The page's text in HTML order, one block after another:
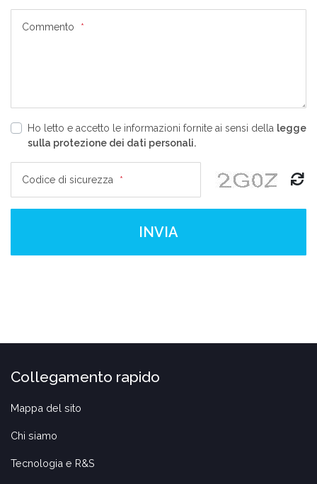
Commento *
Ho letto e accetto le informazioni fornite ai sensi della legge
sulla protezione dei dati personali.
Codice di sicurezza *
INVIA
Collegamento rapido
Mappa del sito
Chi siamo
Tecnologia e R&S